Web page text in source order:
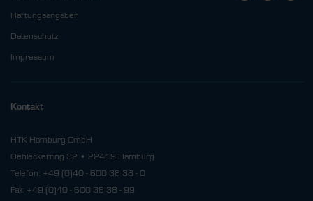
Haftungsangaben
Datenschutz
Impressum
Kontakt
HTK Hamburg GmbH
Oehleckerring 32 • 22419 Hamburg
Telefon: +49 (0)40 - 600 38 38 - 0
Fax: +49 (0)40 - 600 38 38 - 99